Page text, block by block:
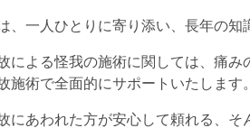
、一人ひとりに寄り添い、長年の
による怪我の施術に関しては、痛
施術で全面的にサポートいたします
にあわれた方が安心して頼れる、